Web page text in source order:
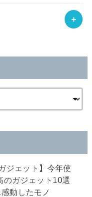
ジェット】今年使
のガジェット10選
動したモノ